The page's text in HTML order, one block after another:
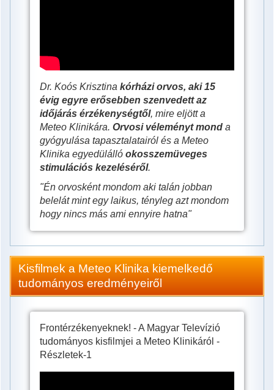
az
életét!
Dr. Koós Krisztina kórházi orvos, aki 15
évig egyre erősebben szenvedett az
időjárás érzékenységtől, mire eljött a
Meteo Klinikára. Orvosi véleményt monda
gyógyulása tapasztalatairól és a Meteo
Klinika egyedülálló okosszemüveges
stimulációs kezeléséről.
"Én orvosként mondom aki talán jobban
belelát mint egy laikus, tényleg azt mondom
hogy nincs más ami ennyire hatna"
Kisfilmek a Meteo Klinika kiemelkedő
tudományos eredményeiről
Frontérzékenyeknek! - A Magyar Televízió
tudományos kisfilmjei a Meteo Klinikáról -
Részletek-1